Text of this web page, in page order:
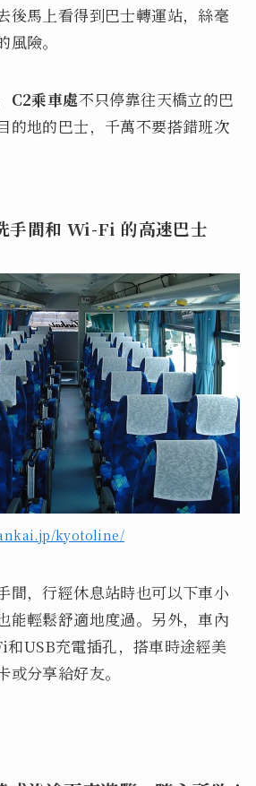
後馬上看得到巴士轉運站，絲毫
險。
C2乘車處不只停靠往天橋立的巴
的地的巴士，千萬不要搭錯班次
手間和 Wi-Fi 的高速巴士
kyotoline/
間，行經休息站時也可以下車小
能輕鬆舒適地度過。另外，車內
USB充電插孔，搭車時途經美
分享給好友。